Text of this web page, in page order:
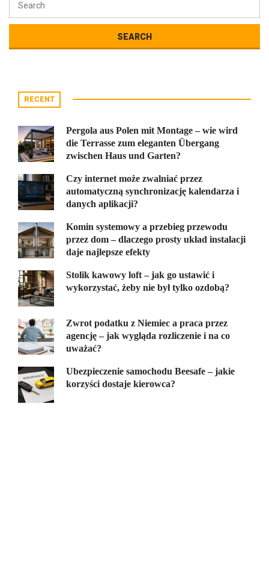
RECENT
Pergola aus Polen mit Montage – wie wird
die Terrasse zum eleganten Übergang
zwischen Haus und Garten?
Czy internet może zwalniać przez
automatyczną synchronizację kalendarza i
danych aplikacji?
Komin systemowy a przebieg przewodu
przez dom – dlaczego prosty układ instalacji
daje najlepsze efekty
Stolik kawowy loft – jak go ustawić i
wykorzystać, żeby nie był tylko ozdobą?
Zwrot podatku z Niemiec a praca przez
agencję – jak wygląda rozliczenie i na co
uważać?
Ubezpieczenie samochodu Beesafe – jakie
korzyści dostaje kierowca?